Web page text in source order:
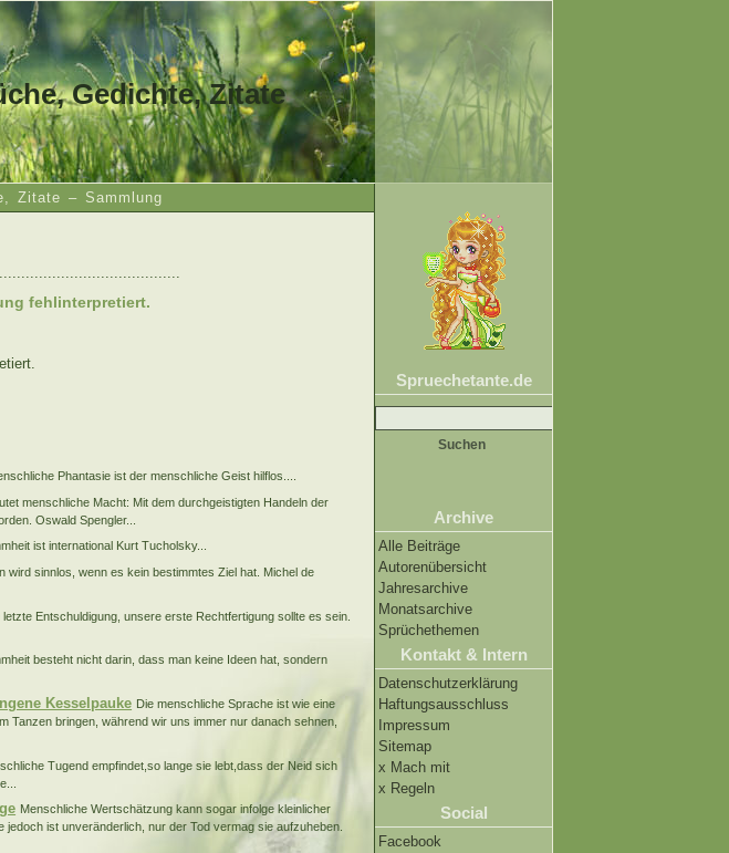
Gedichte, Zitate
Zitate – Sammlung
Spruechetante.de
Suche
nach:
Archive
Alle Beiträge
Autorenübersicht
Jahresarchive
Monatsarchive
Sprüchethemen
Kontakt & Intern
Datenschutzerklärung
Haftungsausschluss
Impressum
Sitemap
x Mach mit
x Regeln
Social
Facebook
fehlinterpretiert.
Phantasie ist der menschliche Geist hilflos....
menschliche Macht: Mit dem durchgeistigten Handeln der
Oswald Spengler...
ist international Kurt Tucholsky...
wird sinnlos, wenn es kein bestimmtes Ziel hat. Michel de
Entschuldigung, unsere erste Rechtfertigung sollte es sein.
besteht nicht darin, dass man keine Ideen hat, sondern
Kesselpauke Die menschliche Sprache ist wie eine
Tanzen bringen, während wir uns immer nur danach sehnen,
Tugend empfindet,so lange sie lebt,dass der Neid sich
Menschliche Wertschätzung kann sogar infolge kleinlicher
ist unveränderlich, nur der Tod vermag sie aufzuheben.